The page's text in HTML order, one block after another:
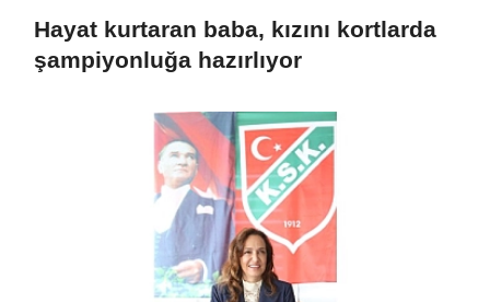
Hayat kurtaran baba, kızını kortlarda
şampiyonluğa hazırlıyor